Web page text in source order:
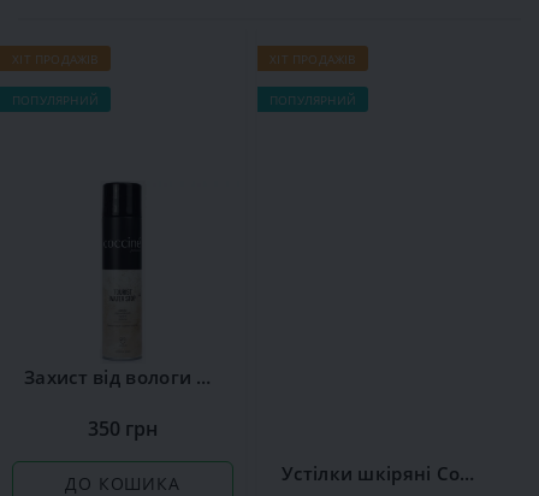
ХІТ ПРОДАЖІВ
ПОПУЛЯРНИЙ
Захист від вологи Сoccine
350 грн
ДО КОШИКА
ХІТ ПРОДАЖІВ
ПОПУЛЯРНИЙ
Устілки шкіряні Coccine Leather on Latex